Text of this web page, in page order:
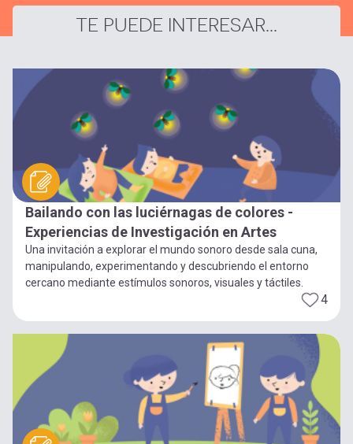
TE PUEDE INTERESAR...
Bailando con las luciérnagas de colores -
Experiencias de Investigación en Artes
Una invitación a explorar el mundo sonoro desde sala cuna,
manipulando, experimentando y descubriendo el entorno
cercano mediante estímulos sonoros, visuales y táctiles.
4